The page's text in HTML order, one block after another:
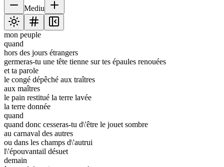
Mediu
mon peuple
quand
hors des jours étrangers
germeras-tu une tête tienne sur tes épaules renouées
et ta parole
le congé dépêché aux traîtres
aux maîtres
le pain restitué la terre lavée
la terre donnée
quand
quand donc cesseras-tu d\'être le jouet sombre
au carnaval des autres
ou dans les champs d\'autrui
l\'épouvantail désuet
demain